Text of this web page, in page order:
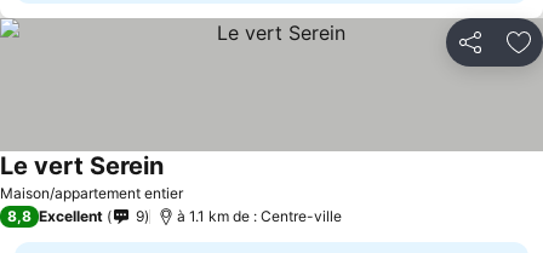
Partager
Maison/appartement entier
Le vert SereinConsulter les prix
8,8 Excellent 9 à 1.1 km de : Centre-ville